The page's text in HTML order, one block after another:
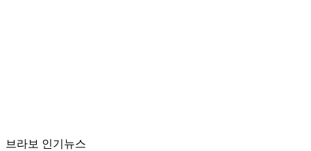
브라보 인기뉴스